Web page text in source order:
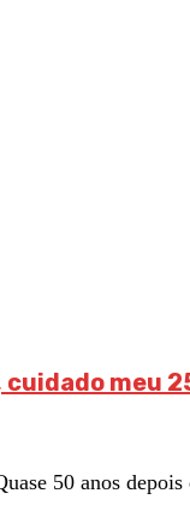
cuidado meu
50 anos